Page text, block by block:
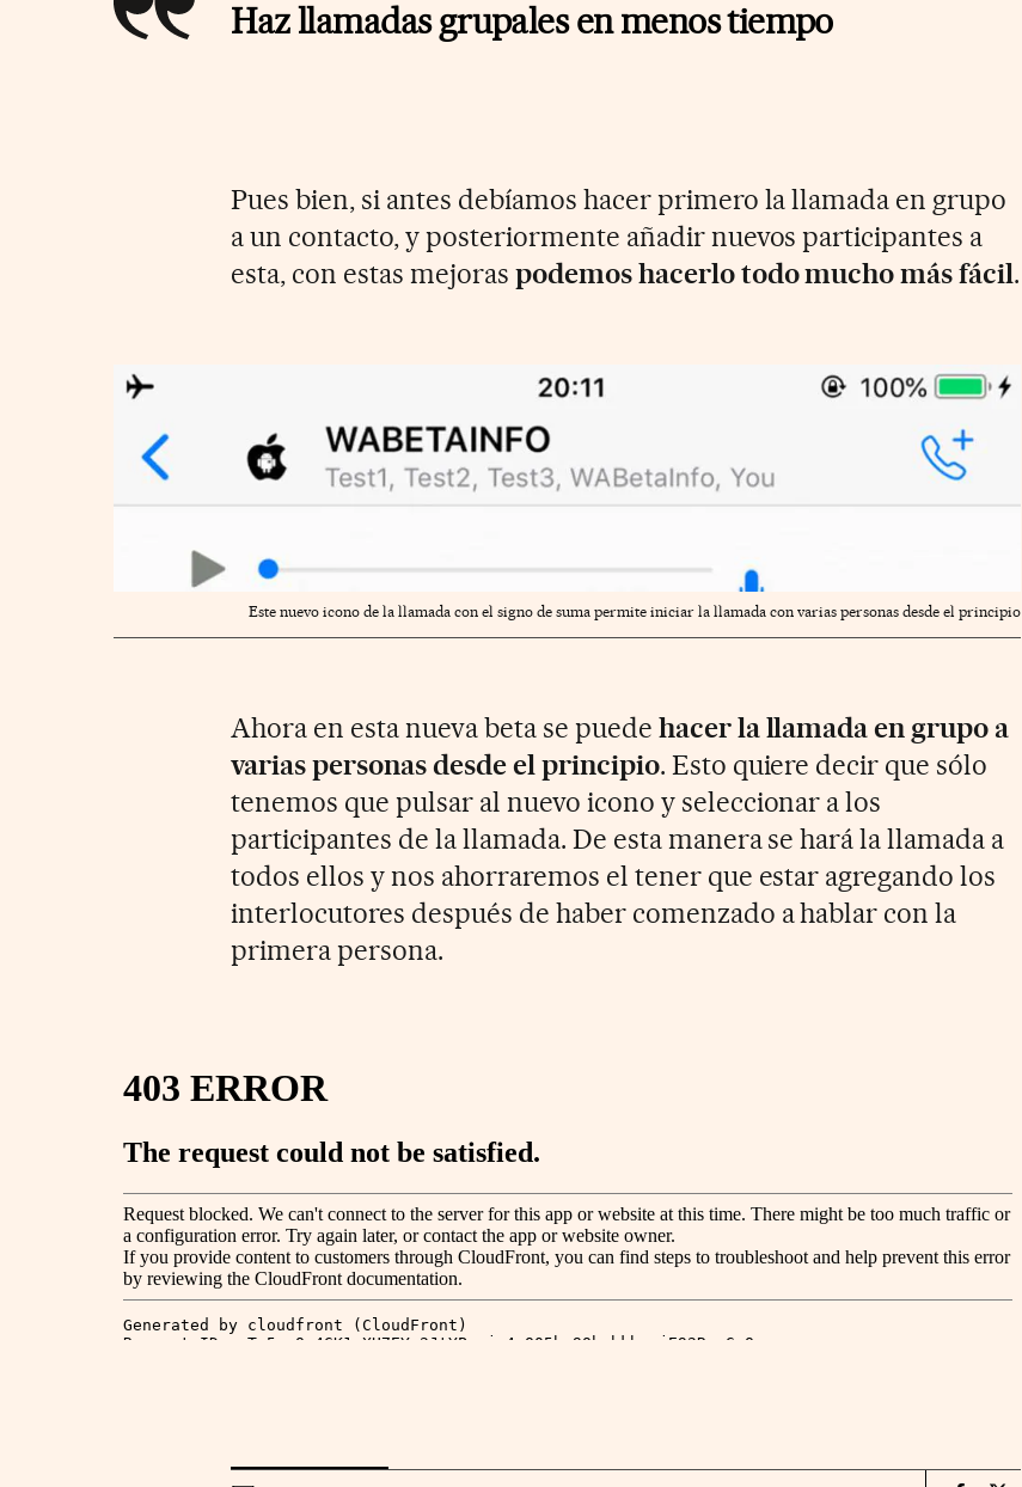
Haz llamadas grupales en menos tiempo
Pues bien, si antes debíamos hacer primero la llamada en grupo
a un contacto, y posteriormente añadir nuevos participantes a
esta, con estas mejoras podemos hacerlo todo mucho más fácil.
Este nuevo icono de la llamada con el signo de suma permite iniciar la llamada con varias personas desde el principio
Ahora en esta nueva beta se puede hacer la llamada en grupo a
varias personas desde el principio. Esto quiere decir que sólo
tenemos que pulsar al nuevo icono y seleccionar a los
participantes de la llamada. De esta manera se hará la llamada a
todos ellos y nos ahorraremos el tener que estar agregando los
interlocutores después de haber comenzado a hablar con la
primera persona.